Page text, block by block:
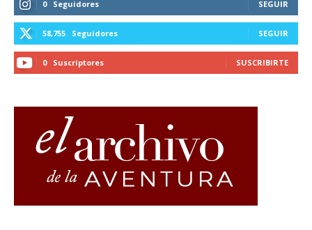
0 Seguidores SEGUIR
58,755 Seguidores SEGUIR
0 Suscriptores SUSCRIBIRTE